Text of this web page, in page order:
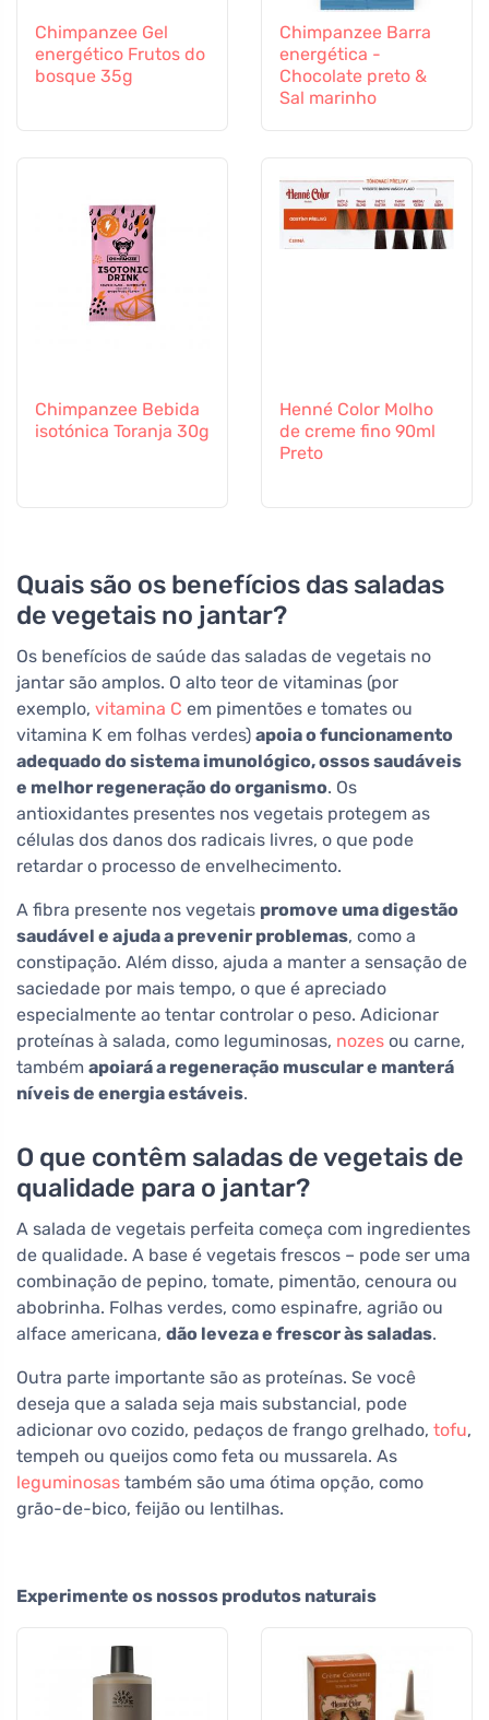
Chimpanzee Gel
energético Frutos do
bosque 35g
Chimpanzee Barra
energética -
Chocolate preto &
Sal marinho
Chimpanzee Bebida
isotónica Toranja 30g
Henné Color Molho
de creme fino 90ml
Preto
Quais são os benefícios das saladas
de vegetais no jantar?
Os benefícios de saúde das saladas de vegetais no
jantar são amplos. O alto teor de vitaminas (por
exemplo, vitamina C em pimentões e tomates ou
vitamina K em folhas verdes) apoia o funcionamento
adequado do sistema imunológico, ossos saudáveis
e melhor regeneração do organismo. Os
antioxidantes presentes nos vegetais protegem as
células dos danos dos radicais livres, o que pode
retardar o processo de envelhecimento.
A fibra presente nos vegetais promove uma digestão
saudável e ajuda a prevenir problemas, como a
constipação. Além disso, ajuda a manter a sensação de
saciedade por mais tempo, o que é apreciado
especialmente ao tentar controlar o peso. Adicionar
proteínas à salada, como leguminosas, nozes ou carne,
também apoiará a regeneração muscular e manterá
níveis de energia estáveis.
O que contêm saladas de vegetais de
qualidade para o jantar?
A salada de vegetais perfeita começa com ingredientes
de qualidade. A base é vegetais frescos – pode ser uma
combinação de pepino, tomate, pimentão, cenoura ou
abobrinha. Folhas verdes, como espinafre, agrião ou
alface americana, dão leveza e frescor às saladas.
Outra parte importante são as proteínas. Se você
deseja que a salada seja mais substancial, pode
adicionar ovo cozido, pedaços de frango grelhado, tofu,
tempeh ou queijos como feta ou mussarela. As
leguminosas também são uma ótima opção, como
grão-de-bico, feijão ou lentilhas.
Experimente os nossos produtos naturais